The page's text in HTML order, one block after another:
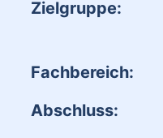
Zielgruppe:
Fach­bereich:
Abschluss: